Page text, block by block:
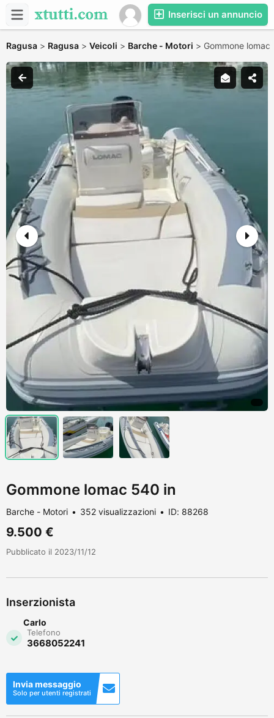
Inserisci un annuncio
Ragusa > Ragusa > Veicoli > Barche - Motori > Gommone
Gommone lomac 540 in
Barche - Motori 352 visualizzazioni ID: 88268
9.500 €
Pubblicato il 2023/11/12
Inserzionista
Carlo
Telefono
3668052241
Invia messaggio
Solo per utenti registrati